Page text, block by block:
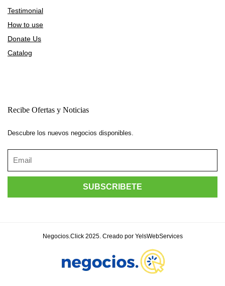
Testimonial
How to use
Donate Us
Catalog
Recibe Ofertas y Noticias
Descubre los nuevos negocios disponibles.
Negocios.Click 2025. Creado por YelsWebServices